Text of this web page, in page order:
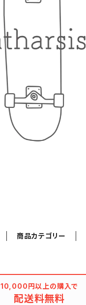
商品カテゴリー
10,000円以上の購入で
配送料無料